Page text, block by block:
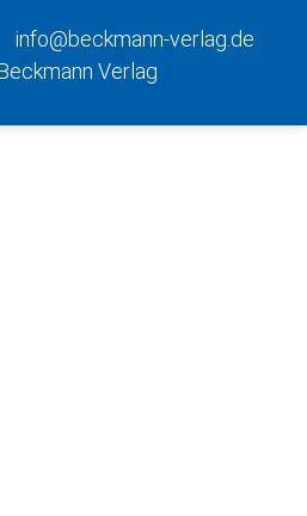
info@beckmann-verlag.de
Verlag